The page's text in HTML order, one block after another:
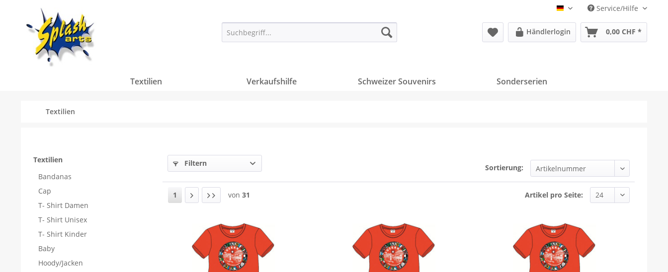
Deutsch Service/Hilfe
Händlerlogin 0,00 CHF *
Textilien Verkaufshilfe Schweizer Souvenirs Sonderserien
Textilien
Textilien
Bandanas
Cap
T- Shirt Damen
T- Shirt Unisex
T- Shirt Kinder
Baby
Hoody/Jacken
Filtern Sortierung:
1 von 31 Artikel pro Seite: